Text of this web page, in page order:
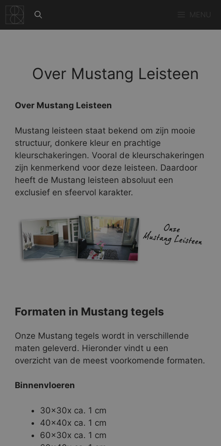
naar
de
Over Mustang Leisteen
Over Mustang Leisteen
Mustang leisteen staat bekend om zijn mooie
structuur, donkere kleur en prachtige
kleurschakeringen. Vooral de kleurschakeringen
zijn kenmerkend voor deze leisteen. Daardoor
heeft de Mustang leisteen absoluut een
exclusief en sfeervol karakter.
Formaten in Mustang tegels
Onze Mustang tegels wordt in verschillende
maten geleverd. Hieronder vindt u een
overzicht van de meest voorkomende formaten.
Binnenvloeren
30x30x ca. 1 cm
40x40x ca. 1 cm
60x30x ca. 1 cm